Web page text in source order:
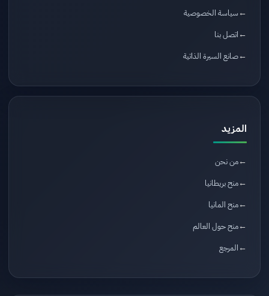
سياسة الخصوصية
اتصل بنا
صانع السيرة الذاتية
المزيد
من نحن
منح بريطانيا
منح المانيا
منح حول العالم
المرجع